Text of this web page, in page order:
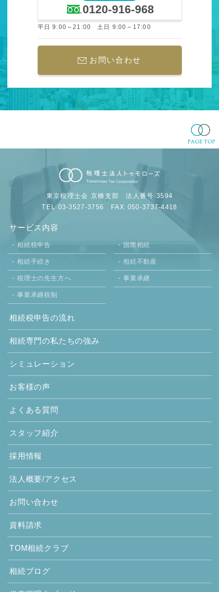
0120-916-968
平日 9:00～21:00 土日 9:00～17:00
お問い合わせ
東京税理士会 京橋支部法人番号 3594
TEL 03-3527-3756 FAX 050-3737-4418
サービス内容
相続税申告 国際相続
相続手続き 相続不動産
税理士の先生方へ 事業承継
事業承継税制
相続税申告の流れ
相続専門の私たちの強み
シミュレーション
お客様の声
よくある質問
スタッフ紹介
採用情報
法人概要/アクセス
お問い合わせ
資料請求
TOM相続クラブ
相続ブログ